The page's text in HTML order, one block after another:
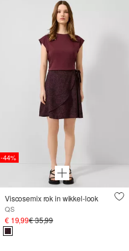
-44%
Viscosemix rok in wikkel-look
QS
€ 19,99€ 35,99